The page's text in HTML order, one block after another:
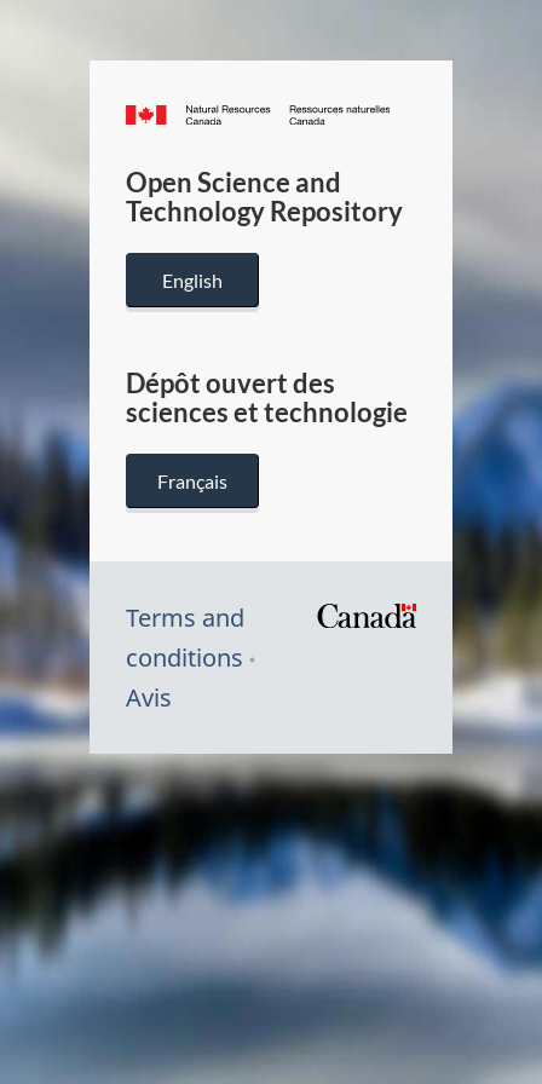
Canada.ca
/
Canada
Open Science and
Technology Repository
English
Dépôt ouvert des
sciences et technologie
Français
Terms and
conditions
Avis
Symbole
du
Canada